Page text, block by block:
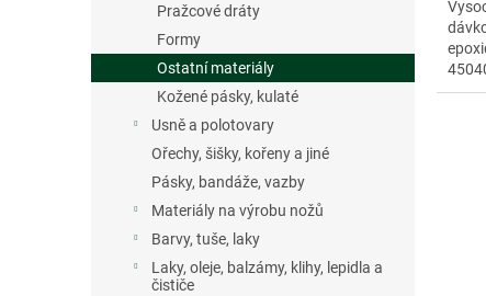
Pražcové dráty
Formy
Ostatní materiály
Kožené pásky, kulaté
Usně a polotovary
Ořechy, šišky, kořeny a jiné
Pásky, bandáže, vazby
Materiály na výrobu nožů
Barvy, tuše, laky
Laky, oleje, balzámy, klihy, lepidla a
čističe